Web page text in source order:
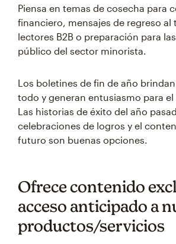
Piensa en temas de cosecha para
financiero, mensajes de regreso al
lectores B2B o preparación para
público del sector minorista.
Los boletines de fin de año
todo y generan entusiasmo para
Las historias de éxito del año
celebraciones de logros y el
futuro son buenas opciones.
Ofrece contenido
acceso anticipado a
productos/servicios